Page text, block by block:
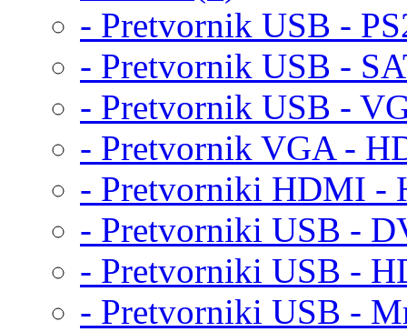
- Pretvornik USB -
- Pretvornik USB -
- Pretvornik USB -
- Pretvornik VGA -
- Pretvorniki HDMI -
- Pretvorniki USB -
- Pretvorniki USB -
- Pretvorniki USB -